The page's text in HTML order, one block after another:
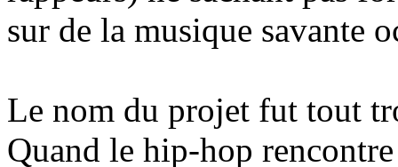
sur de la musique savante
Le nom du projet fut tout
Quand le hip-hop